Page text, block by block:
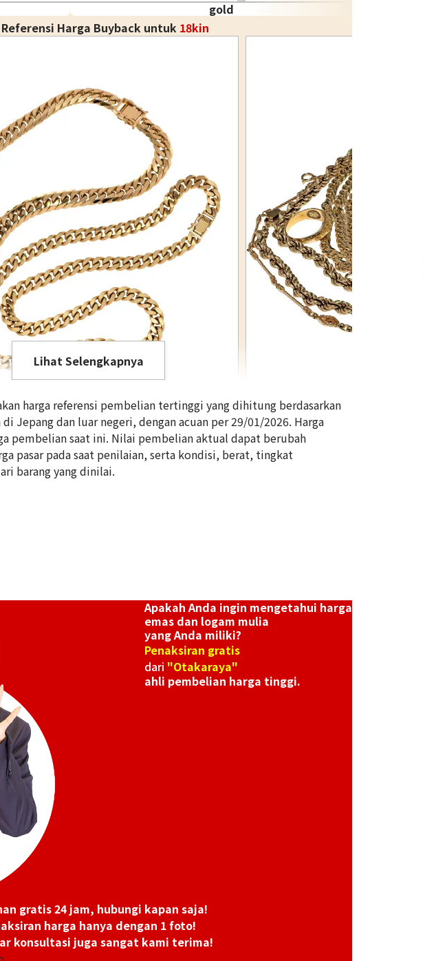
gold
Harga Buyback untuk 18kin
18K gold (K18) accessories summary
Lihat Selengkapnya
harga referensi pembelian tertinggi yang dihitung berdasarkan
Jepang dan luar negeri, dengan acuan per 29/01/2026. Harga
pembelian saat ini. Nilai pembelian aktual dapat berubah
pasar pada saat penilaian, serta kondisi, berat, tingkat
barang yang dinilai.
Apakah Anda ingin mengetahui harga
emas dan logam mulia
yang Anda miliki?
Penaksiran gratis
dari "Otakaraya"
ahli pembelian harga tinggi.
gratis 24 jam, hubungi kapan saja!
harga hanya dengan 1 foto!
konsultasi juga sangat kami terima!